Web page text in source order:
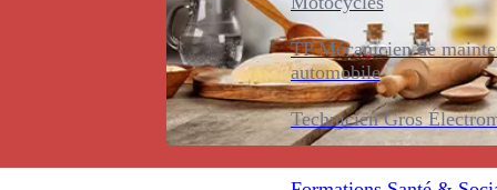
TP Mécanicien de
automobile
Technicien Gros